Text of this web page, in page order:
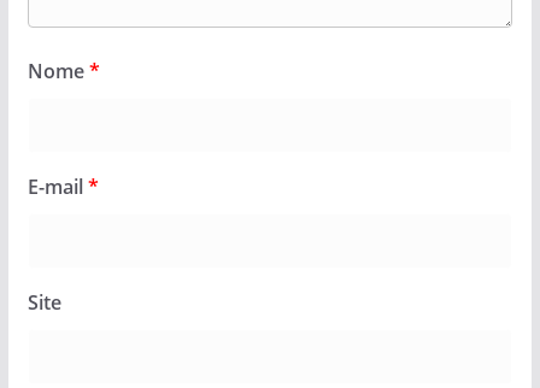
Nome*
E-mail*
Site